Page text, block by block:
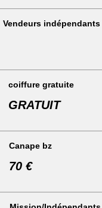
Vendeurs indépendants
coiffure gratuite
GRATUIT
Canape bz
70 €